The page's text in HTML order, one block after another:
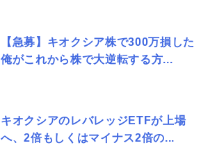
【急募】キオクシア株で300万損した
俺がこれから株で大逆転する方...
キオクシアのレバレッジETFが上場
へ、2倍もしくはマイナス2倍の...